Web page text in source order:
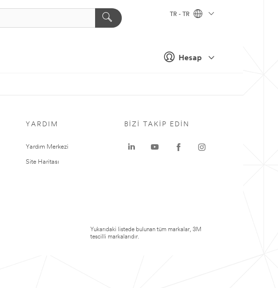
Hesap
TR - TR
YARDIM
Yardım Merkezi
Site Haritası
BIZI TAKIP EDIN
Yukarıdaki listede bulunan tüm markalar, 3M
tescilli markalarıdır.